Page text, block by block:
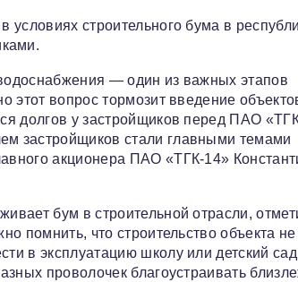
условиях строительного бума в
— один из важных этапов
этот вопрос тормозит введение
долгов у застройщиков перед ПАО
застройщиков стали главными темами
акционера ПАО «ТГК-14»
бум в строительной отрасли,
помнить, что строительство объекта не
в эксплуатацию школу или детский сад
проволочек благоустраивать